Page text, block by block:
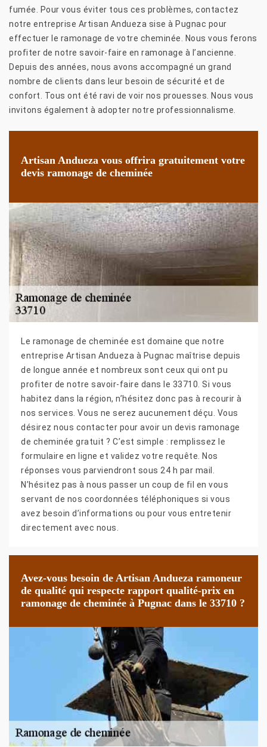
fumée. Pour vous éviter tous ces problèmes, contactez
notre entreprise Artisan Andueza sise à Pugnac pour
effectuer le ramonage de votre cheminée. Nous vous ferons
profiter de notre savoir-faire en ramonage à l’ancienne.
Depuis des années, nous avons accompagné un grand
nombre de clients dans leur besoin de sécurité et de
confort. Tous ont été ravi de voir nos prouesses. Nous vous
invitons également à adopter notre professionnalisme.
Artisan Andueza vous offrira gratuitement votre
devis ramonage de cheminée
Le ramonage de cheminée est domaine que notre
entreprise Artisan Andueza à Pugnac maîtrise depuis
de longue année et nombreux sont ceux qui ont pu
profiter de notre savoir-faire dans le 33710. Si vous
habitez dans la région, n’hésitez donc pas à recourir à
nos services. Vous ne serez aucunement déçu. Vous
désirez nous contacter pour avoir un devis ramonage
de cheminée gratuit ? C’est simple : remplissez le
formulaire en ligne et validez votre requête. Nos
réponses vous parviendront sous 24 h par mail.
N’hésitez pas à nous passer un coup de fil en vous
servant de nos coordonnées téléphoniques si vous
avez besoin d’informations ou pour vous entretenir
directement avec nous.
Avez-vous besoin de Artisan Andueza ramoneur
de qualité qui respecte rapport qualité-prix en
ramonage de cheminée à Pugnac dans le 33710 ?